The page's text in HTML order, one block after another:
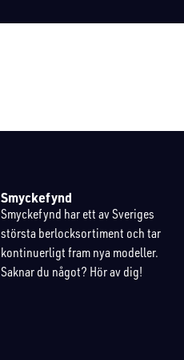
Smyckefynd
Smyckefynd har ett av Sveriges
största berlocksortiment och tar
kontinuerligt fram nya modeller.
Saknar du något? Hör av dig!